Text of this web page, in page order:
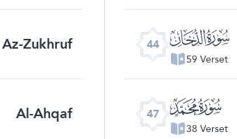
Az-Zukhruf 44 ﯙ
59 Verset
Al-Ahqaf 47 ﯜ
38 Verset